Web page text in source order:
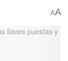
AA